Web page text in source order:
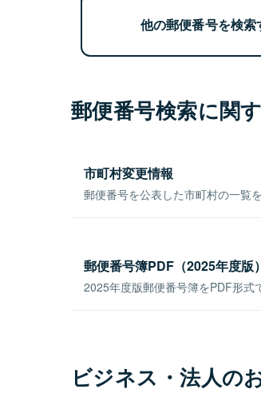
他の郵便番号を検索
郵便番号検索に関
市町村変更情報
郵便番号を公表した市町村の一覧
郵便番号簿PDF（2025年度版）
2025年度版郵便番号簿をPDF形式
ビジネス・法人の